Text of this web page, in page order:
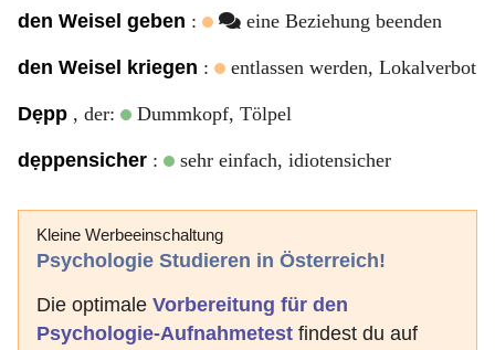
den Weisel geben : eine Beziehung beenden
den Weisel kriegen : entlassen werden, Lokalverbot
Dẹpp , der: Dummkopf, Tölpel
dẹppensicher : sehr einfach, idiotensicher
Kleine Werbeeinschaltung
Psychologie Studieren in Österreich!
Die optimale Vorbereitung für den
Psychologie-Aufnahmetest findest du auf